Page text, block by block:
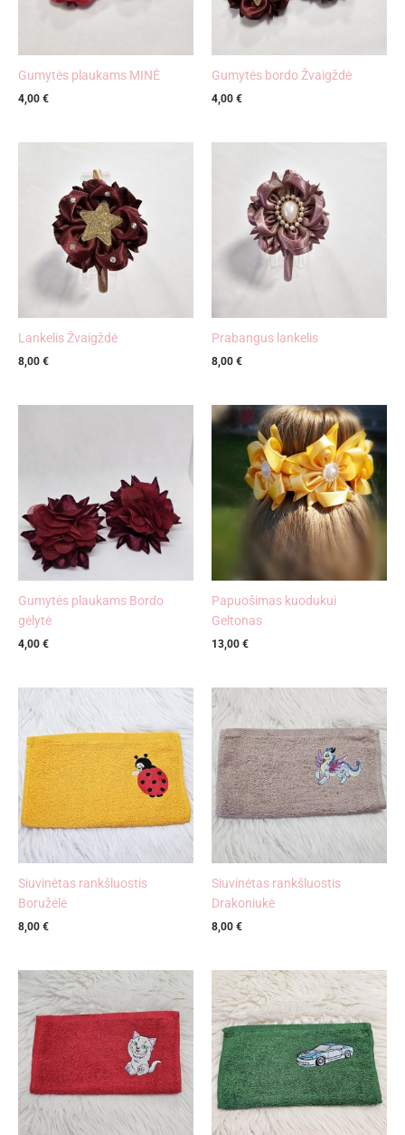
Gumytės plaukams MINĖ
4,00 €
Gumytės bordo Žvaigždė
4,00 €
Lankelis Žvaigždė
8,00 €
Prabangus lankelis
8,00 €
Gumytės plaukams Bordo
gėlytė
4,00 €
Papuošimas kuodukui
Geltonas
13,00 €
Siuvinėtas rankšluostis
Boružėlė
8,00 €
Siuvinėtas rankšluostis
Drakoniukė
8,00 €